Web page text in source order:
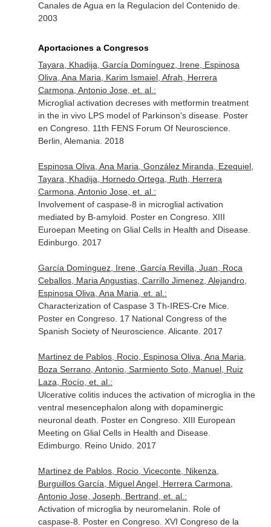
Canales de Agua en la Regulacion del Contenido de.
2003
Aportaciones a Congresos
Tayara, Khadija, García Domínguez, Irene, Espinosa
Oliva, Ana Maria, Karim Ismaiel, Afrah, Herrera
Carmona, Antonio Jose, et. al.:
Microglial activation decreses with metformin treatment
in the in vivo LPS model of Parkinson's disease. Poster
en Congreso. 11th FENS Forum Of Neuroscience.
Berlin, Alemania. 2018
Espinosa Oliva, Ana Maria, González Miranda, Ezequiel,
Tayara, Khadija, Hornedo Ortega, Ruth, Herrera
Carmona, Antonio Jose, et. al.:
Involvement of caspase-8 in microglial activation
mediated by B-amyloid. Poster en Congreso. XIII
Euroepan Meeting on Glial Cells in Health and Disease.
Edinburgo. 2017
García Domínguez, Irene, García Revilla, Juan, Roca
Ceballos, Maria Angustias, Carrillo Jimenez, Alejandro,
Espinosa Oliva, Ana Maria, et. al.:
Characterization of Caspase 3 Th-IRES-Cre Mice.
Poster en Congreso. 17 National Congress of the
Spanish Society of Neuroscience. Alicante. 2017
Martinez de Pablos, Rocio, Espinosa Oliva, Ana Maria,
Boza Serrano, Antonio, Sarmiento Soto, Manuel, Ruiz
Laza, Rocío, et. al.:
Ulcerative colitis induces the activation of microglia in the
ventral mesencephalon along with dopaminergic
neuronal death. Poster en Congreso. XIII European
Meeting on Glial Cells in Health and Disease.
Edimburgo. Reino Unido. 2017
Martinez de Pablos, Rocio, Viceconte, Nikenza,
Burguillos García, Miguel Angel, Herrera Carmona,
Antonio Jose, Joseph, Bertrand, et. al.:
Activation of microglia by neuromelanin. Role of
caspase-8. Poster en Congreso. XVI Congreso de la